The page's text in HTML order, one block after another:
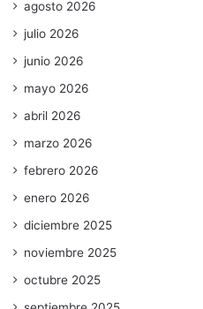
agosto 2026
julio 2026
junio 2026
mayo 2026
abril 2026
marzo 2026
febrero 2026
enero 2026
diciembre 2025
noviembre 2025
octubre 2025